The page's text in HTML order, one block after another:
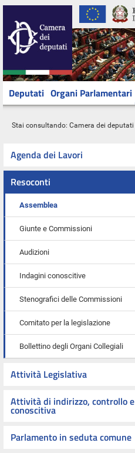
Deputati Organi Parlamentari
Stai consultando: Camera dei deputati
Agenda dei Lavori
Resoconti
Assemblea
Giunte e Commissioni
Audizioni
Indagini conoscitive
Stenografici delle Commissioni
Comitato per la legislazione
Bollettino degli Organi Collegiali
Attività Legislativa
Attività di indirizzo, controllo e
conoscitiva
Parlamento in seduta comune